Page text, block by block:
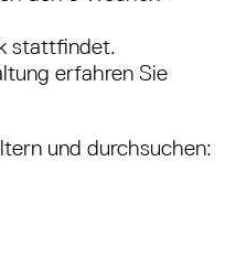
stattfindet.
erfahren Sie
und durchsuchen: